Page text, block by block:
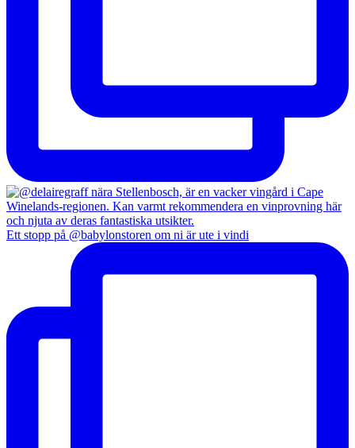
Ett stopp på @babylonstoren om ni är ute i vindi